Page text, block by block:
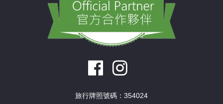
旅行牌照號碼：354024